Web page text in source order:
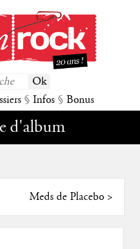
§ Infos § Bonus
d'album
Meds de Placebo>